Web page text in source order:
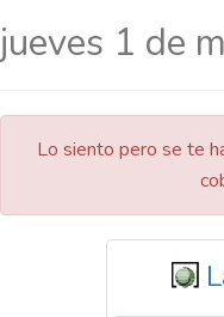
jueves 1 de
Lo siento pero se te